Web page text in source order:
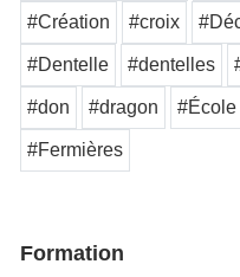
#Création #croix
#Dentelle #dentelles
#don #dragon #École
#Fermières
Formation